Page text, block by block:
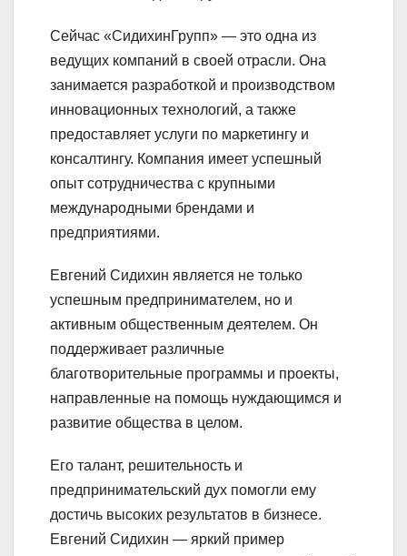
Сейчас «СидихинГрупп» — это одна из
ведущих компаний в своей отрасли. Она
занимается разработкой и производством
инновационных технологий, а также
предоставляет услуги по маркетингу и
консалтингу. Компания имеет успешный
опыт сотрудничества с крупными
международными брендами и
предприятиями.
Евгений Сидихин является не только
успешным предпринимателем, но и
активным общественным деятелем. Он
поддерживает различные
благотворительные программы и проекты,
направленные на помощь нуждающимся и
развитие общества в целом.
Его талант, решительность и
предпринимательский дух помогли ему
достичь высоких результатов в бизнесе.
Евгений Сидихин — яркий пример